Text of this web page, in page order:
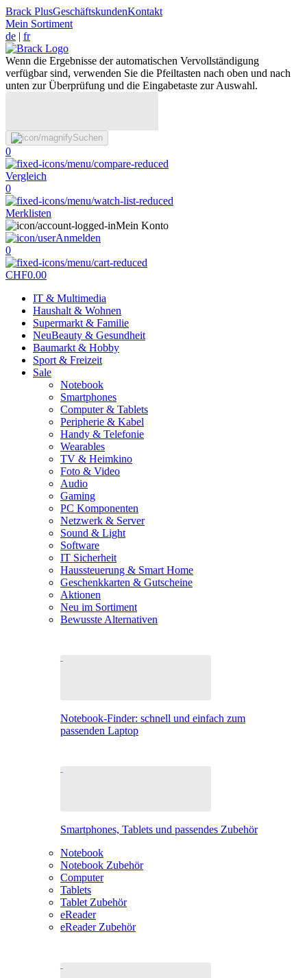
Brack PlusGeschäftskundenKontakt
Mein Sortiment
de | fr
Wenn die Ergebnisse der automatischen Vervollständigung
verfügbar sind, verwenden Sie die Pfeiltasten nach oben und nach
unten zur Überprüfung und die Eingabetaste zur Auswahl.
Suchen
0
Vergleich
0
Merklisten
Mein Konto
Anmelden
0
CHF0.00
IT & Multimedia
Haushalt & Wohnen
Supermarkt & Familie
NeuBeauty & Gesundheit
Baumarkt & Hobby
Sport & Freizeit
Sale
Notebook
Smartphones
Computer & Tablets
Peripherie & Kabel
Handy & Telefonie
Wearables
TV & Heimkino
Foto & Video
Audio
Gaming
PC Komponenten
Netzwerk & Server
Sound & Light
Software
IT Sicherheit
Haussteuerung & Smart Home
Geschenkkarten & Gutscheine
Aktionen
Neu im Sortiment
Bewusste Alternativen
Notebook-Finder: schnell und einfach zum
passenden Laptop
Smartphones, Tablets und passendes Zubehör
Notebook
Notebook Zubehör
Computer
Tablets
Tablet Zubehör
eReader
eReader Zubehör